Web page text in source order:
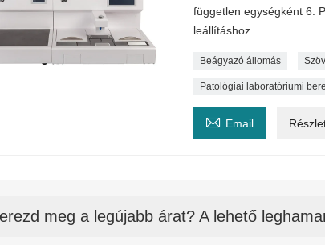
független egységként 6.
leállításhoz
Beágyazó állomás
Patológiai laboratóriumi
 Email
meg a legújabb árat? A lehető